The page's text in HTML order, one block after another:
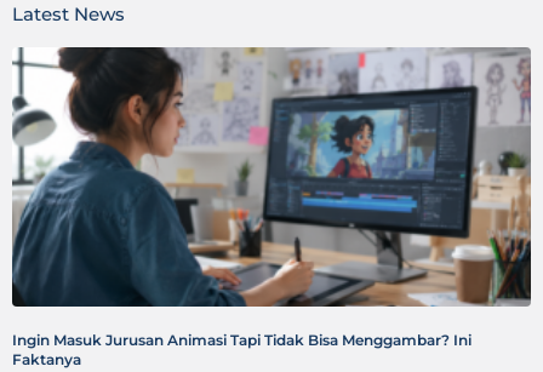
Latest News
Ingin Masuk Jurusan Animasi Tapi Tidak Bisa Menggambar? Ini
Faktanya